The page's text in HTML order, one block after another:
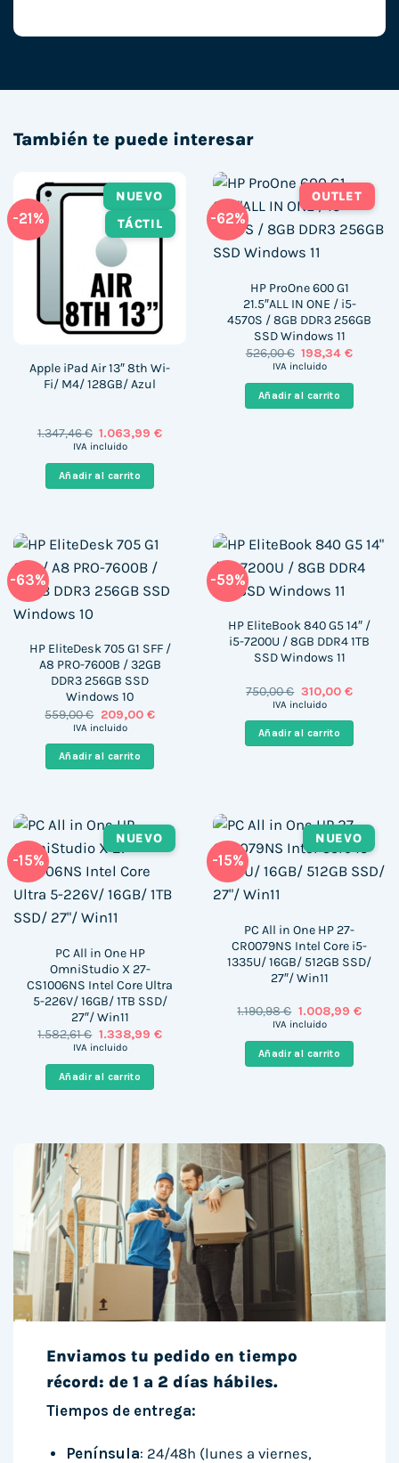
También te puede interesar
-21%
NUEVO
TÁCTIL
Apple iPad Air 13″ 8th Wi-
Fi/ M4/ 128GB/ Azul
1.347,46€ El
precio
era:
1.347,46 €.
1.063,99€El
IVA incluido
Añadir al carrito
-62%
OUTLET
HP ProOne 600 G1
21.5″ALL IN ONE / i5-
4570S / 8GB DDR3 256GB
SSD Windows 11
526,00€ El
precio
era:
526,00 €.
198,34€El
es:
IVA incluido
Añadir al carrito
-63%
HP EliteDesk 705 G1 SFF /
A8 PRO-7600B / 32GB
DDR3 256GB SSD
Windows 10
559,00€ El
precio
era:
559,00 €.
209,00 €El
es:
209,00 €.
IVA incluido
Añadir al carrito
-59%
HP EliteBook 840 G5 14″ /
i5-7200U / 8GB DDR4 1TB
SSD Windows 11
750,00€ El
precio
era:
750,00 €.
310,00 €El
es:
310,00
IVA incluido
Añadir al carrito
-15%
NUEVO
PC All in One HP
OmniStudio X 27-
CS1006NS Intel Core Ultra
5-226V/ 16GB/ 1TB SSD/
27″/ Win11
1.582,61€ El
precio
era:
1.582,61 €.
1.338,99 €El
IVA incluido
Añadir al carrito
-15%
NUEVO
PC All in One HP 27-
CR0079NS Intel Core i5-
1335U/ 16GB/ 512GB SSD/
27″/ Win11
1.190,98€ El
precio
era:
1.190,98 €.
1.008,99 €El
IVA incluido
Añadir al carrito
Enviamos tu pedido en tiempo
récord: de 1 a 2 días hábiles.
Tiempos de entrega:
Península: 24/48h (lunes a viernes,